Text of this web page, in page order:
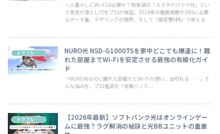
一人暮らしにWi-Fiは必要か？知恵袋の「スマホだけで十分」とい
う意見の落とし穴をプロが検証。2026年の動画視聴やSNSに必要
なデータ量、テザリングの限界、そして「固定費0円」で使える最
トラブル・お悩み
NURO光 NSD-G1000TSを家中どこでも爆速に！離
れた部屋までWi-Fiを安定させる最強の有線化ガイ
ド
「NURO光なのに離れた部屋だとWi-Fiが遅い、途切れる……」そ
んな悩みを、プロ推奨の「有線バック...
トラブル・お悩み
【2026年最新】ソフトバンク光はオンラインゲー
ムに最強？ラグ解消の秘訣と光BBユニットの重要